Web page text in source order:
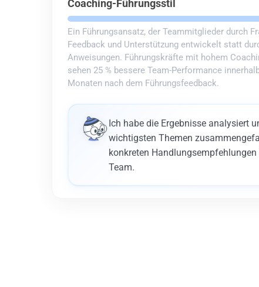
Coaching-Führungsstil
Ein Führungsansatz, der Teammitglieder durch
Feedback und Unterstützung entwickelt statt
Anweisungen. Führungskräfte mit hohem
sehen 25 % bessere Team-Performance
Monaten nach dem Führungsfeedback.
Ich habe die Ergebnisse analysiert
wichtigsten Themen
konkreten Handlungsempfehlungen
Team.